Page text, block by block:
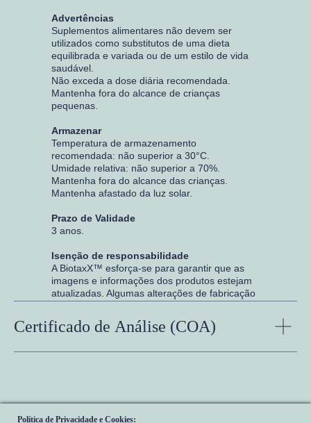
Advertências
Suplementos alimentares não devem ser
utilizados como substitutos de uma dieta
equilibrada e variada ou de um estilo de vida
saudável.
Não exceda a dose diária recomendada.
Mantenha fora do alcance de crianças
pequenas.
Armazenar
Temperatura de armazenamento
recomendada: não superior a 30°C.
Umidade relativa: não superior a 70%.
Mantenha fora do alcance das crianças.
Mantenha afastado da luz solar.
Prazo de Validade
3 anos.
Isenção de responsabilidade
A BiotaxX™ esforça-se para garantir que as
imagens e informações dos produtos estejam
atualizadas. Algumas alterações de fabricação
estar pendentes da atualização do nosso site.
Embora os itens possam ocasionalmente ser
frescor é sempre garantido. Recomendamos
Certificado de Análise (COA)
Política de Privacidade e Cookies: